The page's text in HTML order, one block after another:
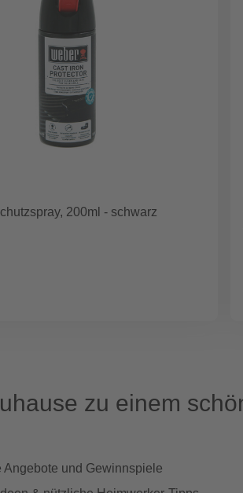
200ml - schwarz
zu einem
Angebote und Gewinnspiele